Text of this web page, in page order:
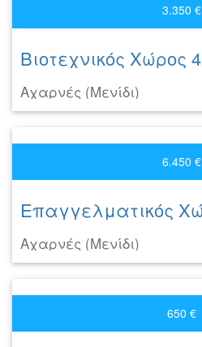
3.350 €
Αχαρνές (Μενίδι)
6.450 €
Αχαρνές (Μενίδι)
650 €